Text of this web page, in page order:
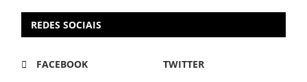
REDES SOCIAIS
FACEBOOK
TWITTER